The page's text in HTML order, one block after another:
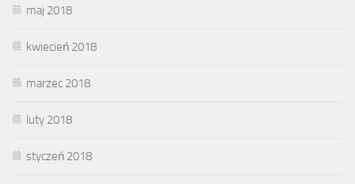
maj 2018
kwiecień 2018
marzec 2018
luty 2018
styczeń 2018